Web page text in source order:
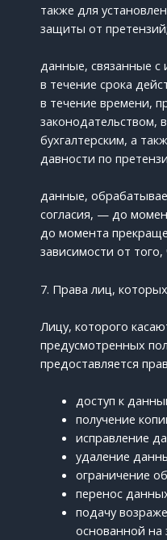
также для
защиты от претензий;
данные, связанные
в течение срока
в течение времени,
законодательством,
бухгалтерским, а
давности по
данные,
согласия, — до
до момента
зависимости от
7. Права лиц,
Лицу, которого
предусмотренных
предоставляется
доступ к
получение
исправление
удаление
ограничение
перенос
подачу
основанной на